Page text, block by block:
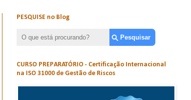
PESQUISE no Blog
CURSO PREPARATÓRIO - Certificação Internacional
na ISO 31000 de Gestão de Riscos